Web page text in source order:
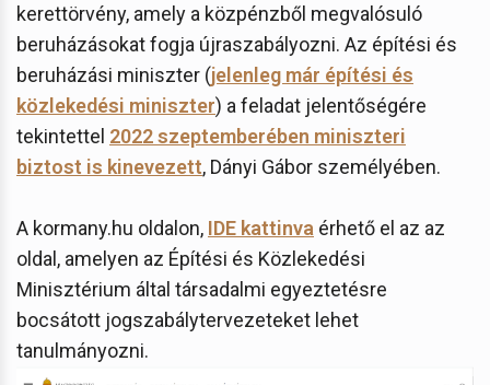
kerettörvény, amely a közpénzből megvalósuló
beruházásokat fogja újraszabályozni. Az építési és
beruházási miniszter (jelenleg már építési és
közlekedési miniszter) a feladat jelentőségére
tekintettel 2022 szeptemberében miniszteri
biztost is kinevezett, Dányi Gábor személyében.
A kormany.hu oldalon, IDE kattinva érhető el az az
oldal, amelyen az Építési és Közlekedési
Minisztérium által társadalmi egyeztetésre
bocsátott jogszabálytervezeteket lehet
tanulmányozni.